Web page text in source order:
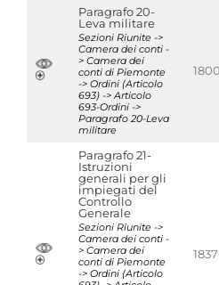
Paragrafo 20-
Leva militare
Sezioni Riunite ->
Camera dei conti -
> Camera dei
conti di Piemonte
-> Ordini (Articolo
693) -> Articolo
693-Ordini ->
Paragrafo 20-Leva
militare
1800
Paragrafo 21-
Istruzioni
generali per gli
impiegati del
Controllo
Generale
Sezioni Riunite ->
Camera dei conti -
> Camera dei
conti di Piemonte
-> Ordini (Articolo
1837